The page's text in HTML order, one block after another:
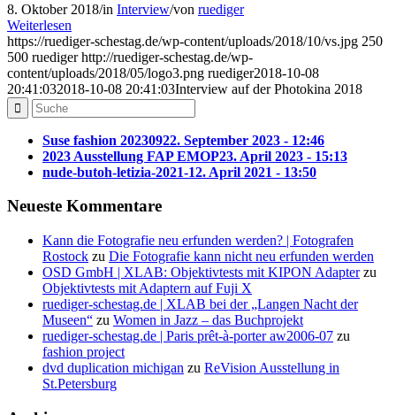
8. Oktober 2018/in Interview/von ruediger
Weiterlesen
https://ruediger-schestag.de/wp-content/uploads/2018/10/vs.jpg 250
500 ruediger http://ruediger-schestag.de/wp-
content/uploads/2018/05/logo3.png ruediger2018-10-08
20:41:032018-10-08 20:41:03Interview auf der Photokina 2018
Suse fashion 20230922. September 2023 - 12:46
2023 Ausstellung FAP EMOP23. April 2023 - 15:13
nude-butoh-letizia-2021-12. April 2021 - 13:50
Neueste Kommentare
Kann die Fotografie neu erfunden werden? | Fotografen
Rostock zu Die Fotografie kann nicht neu erfunden werden
OSD GmbH | XLAB: Objektivtests mit KIPON Adapterzu
Objektivtests mit Adaptern auf Fuji X
ruediger-schestag.de | XLAB bei der „Langen Nacht der
Museen“ zu Women in Jazz – das Buchprojekt
ruediger-schestag.de | Paris prêt-à-porter aw2006-07 zu
fashion project
dvd duplication michigan zu ReVision Ausstellung in
St.Petersburg